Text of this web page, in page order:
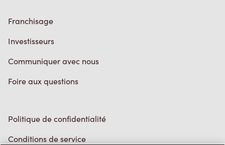
Franchisage
Investisseurs
Communiquer avec nous
Foire aux questions
Politique de confidentialité
Conditions de service